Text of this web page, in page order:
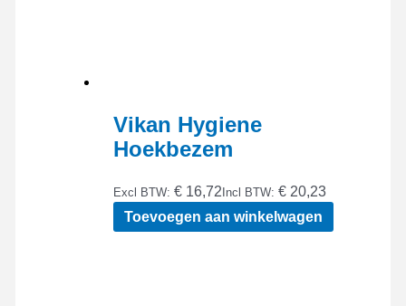
Vikan Hygiene
Hoekbezem
Excl BTW: € 16,72Incl BTW: € 20,23
Toevoegen aan winkelwagen